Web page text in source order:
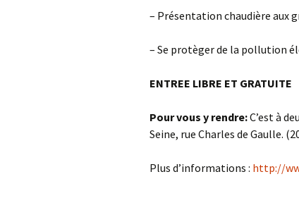
– Présentation chaudière aux
– Se protèger de la pollution
ENTREE LIBRE ET GRATUITE
Pour vous y rendre:C’est à
Seine, rue Charles de Gaulle.
Plus d’informations : http://